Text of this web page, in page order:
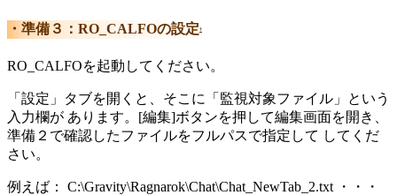
準備３：RO_CALFOの設定†
RO_CALFOを起動してください。
「設定」タブを開くと、そこに「監視対象ファイル」という
入力欄が あります。[編集]ボタンを押して編集画面を開き、
準備２で確認したファイルをフルパスで指定して してくだ
さい。
例えば： C:\Gravity\Ragnarok\Chat\Chat_NewTab_2.txt ・・・